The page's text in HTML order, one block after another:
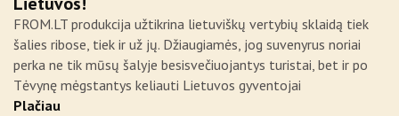
FROM.LT produkcija užtikrina lietuviškų vertybių sklaidą tiek
šalies ribose, tiek ir už jų. Džiaugiamės, jog suvenyrus noriai
perka ne tik mūsų šalyje besisvečiuojantys turistai, bet ir po
Tėvynę mėgstantys keliauti Lietuvos gyventojai
Plačiau